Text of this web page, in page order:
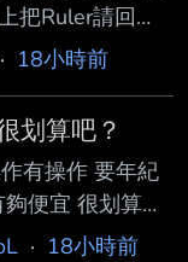
把Ruler請回
什麼時候下滑
麼會想用一個
BePTT on
· 18小時前
划算吧？
有操作 要年紀
便宜 很划算
iPhone --
· 18小時前